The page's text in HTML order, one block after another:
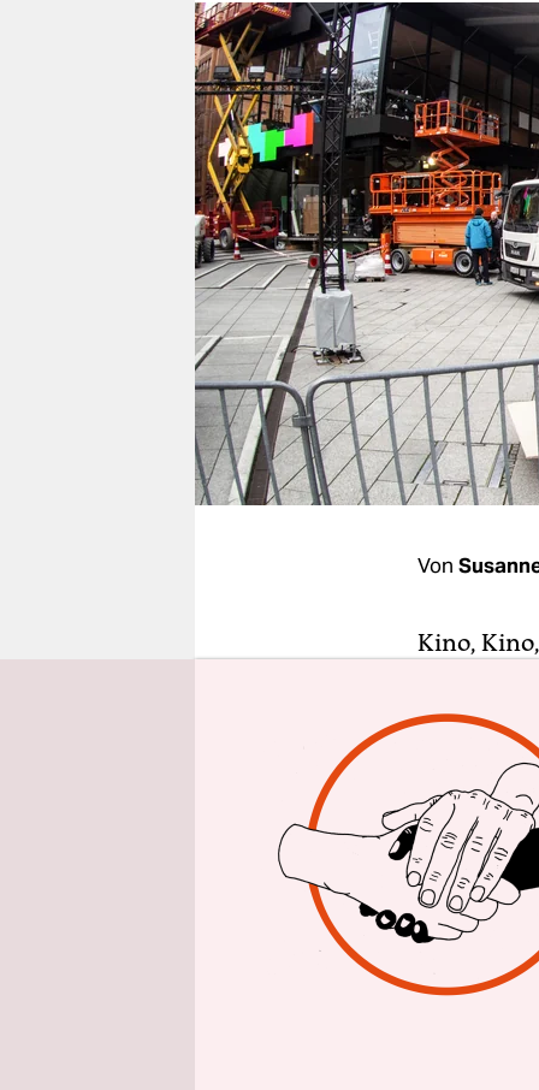
berlin
nord
wahrheit
verlag
verlag
veranstaltungen
shop
fragen & hilfe
unterstützen
abo
genossenschaft
Von
Kino,
der
den
der Welt
Berlinale
Das
hat sich
an den
„Außer